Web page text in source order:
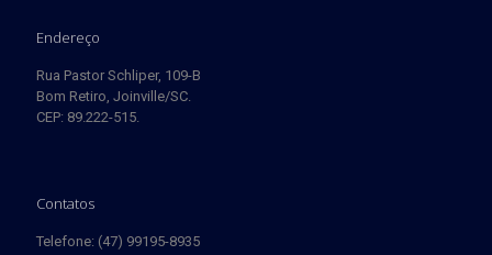
Endereço
Rua Pastor Schliper, 109-B
Bom Retiro, Joinville/SC.
CEP: 89.222-515.
Contatos
Telefone: (47) 99195-8935